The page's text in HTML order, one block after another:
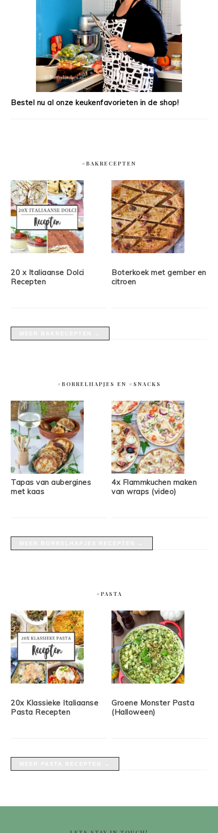
Bestel nu al onze keukenfavorieten in de shop!
#BAKRECEPTEN
20 x Italiaanse Dolci
Recepten
Boterkoek met gember en
citroen
#BORRELHAPJES EN #SNACKS
Tapas van aubergines
met kaas
4x Flammkuchen maken
van wraps (video)
#PASTA
20x Klassieke Italiaanse
Pasta Recepten
Groene Monster Pasta
(Halloween)